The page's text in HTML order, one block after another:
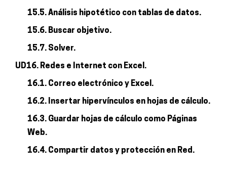
15.5. Análisis hipotético con tablas de datos.
15.6. Buscar objetivo.
15.7. Solver.
UD16. Redes e Internet con Excel.
16.1. Correo electrónico y Excel.
16.2. Insertar hipervínculos en hojas de cálculo.
16.3. Guardar hojas de cálculo como Páginas
Web.
16.4. Compartir datos y protección en Red.